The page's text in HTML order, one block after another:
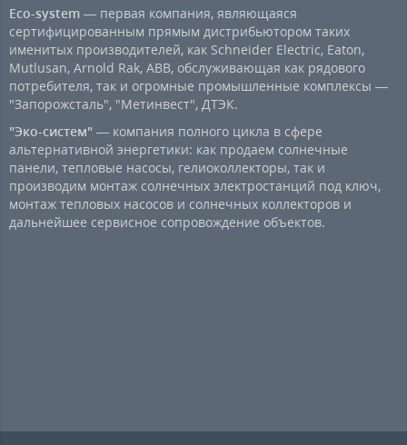
Eco-system — первая компания, являющаяся
сертифицированным прямым дистрибьютором таких
именитых производителей, как Schneider Electric, Eaton,
Mutlusan, Arnold Rak, ABB, обслуживающая как рядового
потребителя, так и огромные промышленные комплексы —
"Запорожсталь", "Метинвест", ДТЭК.
"Эко-систем" — компания полного цикла в сфере
альтернативной энергетики: как продаем солнечные
панели, тепловые насосы, гелиоколлекторы, так и
производим монтаж солнечных электростанций под ключ,
монтаж тепловых насосов и солнечных коллекторов и
дальнейшее сервисное сопровождение объектов.